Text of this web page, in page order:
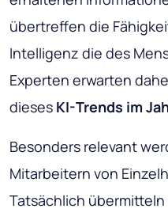
übertreffen die
Intelligenz die des
Experten erwarten
dieses KI-Trends im
Besonders relevant
Mitarbeitern von
Tatsächlich